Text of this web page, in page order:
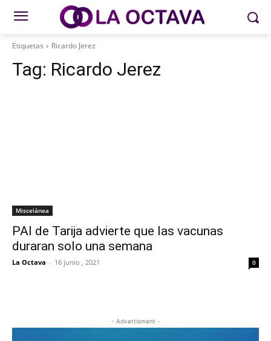
Etiquetas Ricardo Jerez
Tag: Ricardo Jerez
Miscelánea
PAI de Tarija advierte que las vacunas
duraran solo una semana
La Octava - 16 junio , 2021 0
- Advertisment -